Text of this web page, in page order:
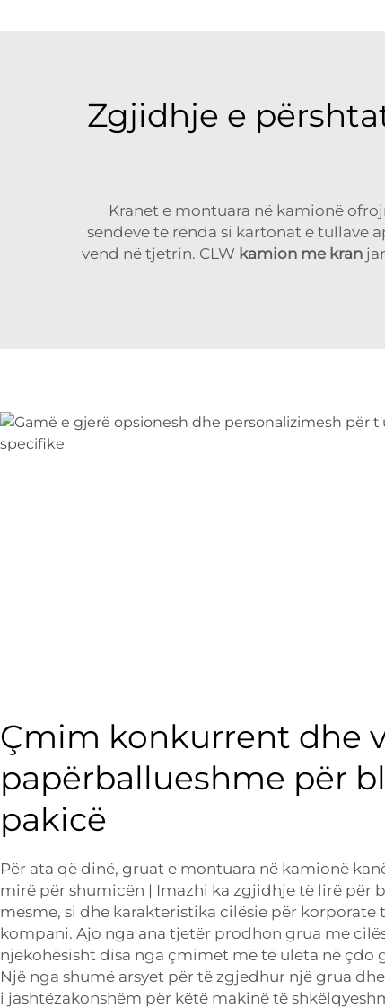
Zgjidhje e
Kranet e montuara në kamionë
sendeve të rënda si kartonat e tullave
vend në tjetrin. CLW kamion me kran
Çmim konkurrent dhe
papërballueshme për
pakicë
Për ata që dinë, gruat e montuara në kamionë
mirë për shumicën | Imazhi ka zgjidhje të lirë për
mesme, si dhe karakteristika cilësie për korporate
kompani. Ajo nga ana tjetër prodhon grua me
njëkohësisht disa nga çmimet më të ulëta në çdo
Një nga shumë arsyet për të zgjedhur një grua dhe
i jashtëzakonshëm për këtë makinë të